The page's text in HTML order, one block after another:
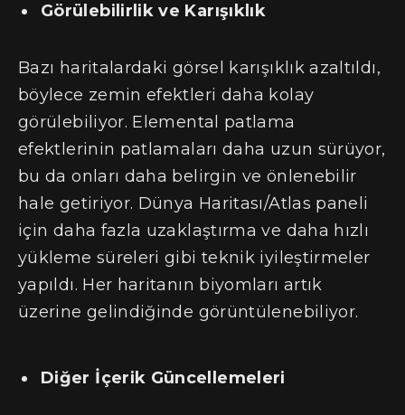
Görülebilirlik ve Karışıklık
Bazı haritalardaki görsel karışıklık azaltıldı,
böylece zemin efektleri daha kolay
görülebiliyor. Elemental patlama
efektlerinin patlamaları daha uzun sürüyor,
bu da onları daha belirgin ve önlenebilir
hale getiriyor. Dünya Haritası/Atlas paneli
için daha fazla uzaklaştırma ve daha hızlı
yükleme süreleri gibi teknik iyileştirmeler
yapıldı. Her haritanın biyomları artık
üzerine gelindiğinde görüntülenebiliyor.
Diğer İçerik Güncellemeleri